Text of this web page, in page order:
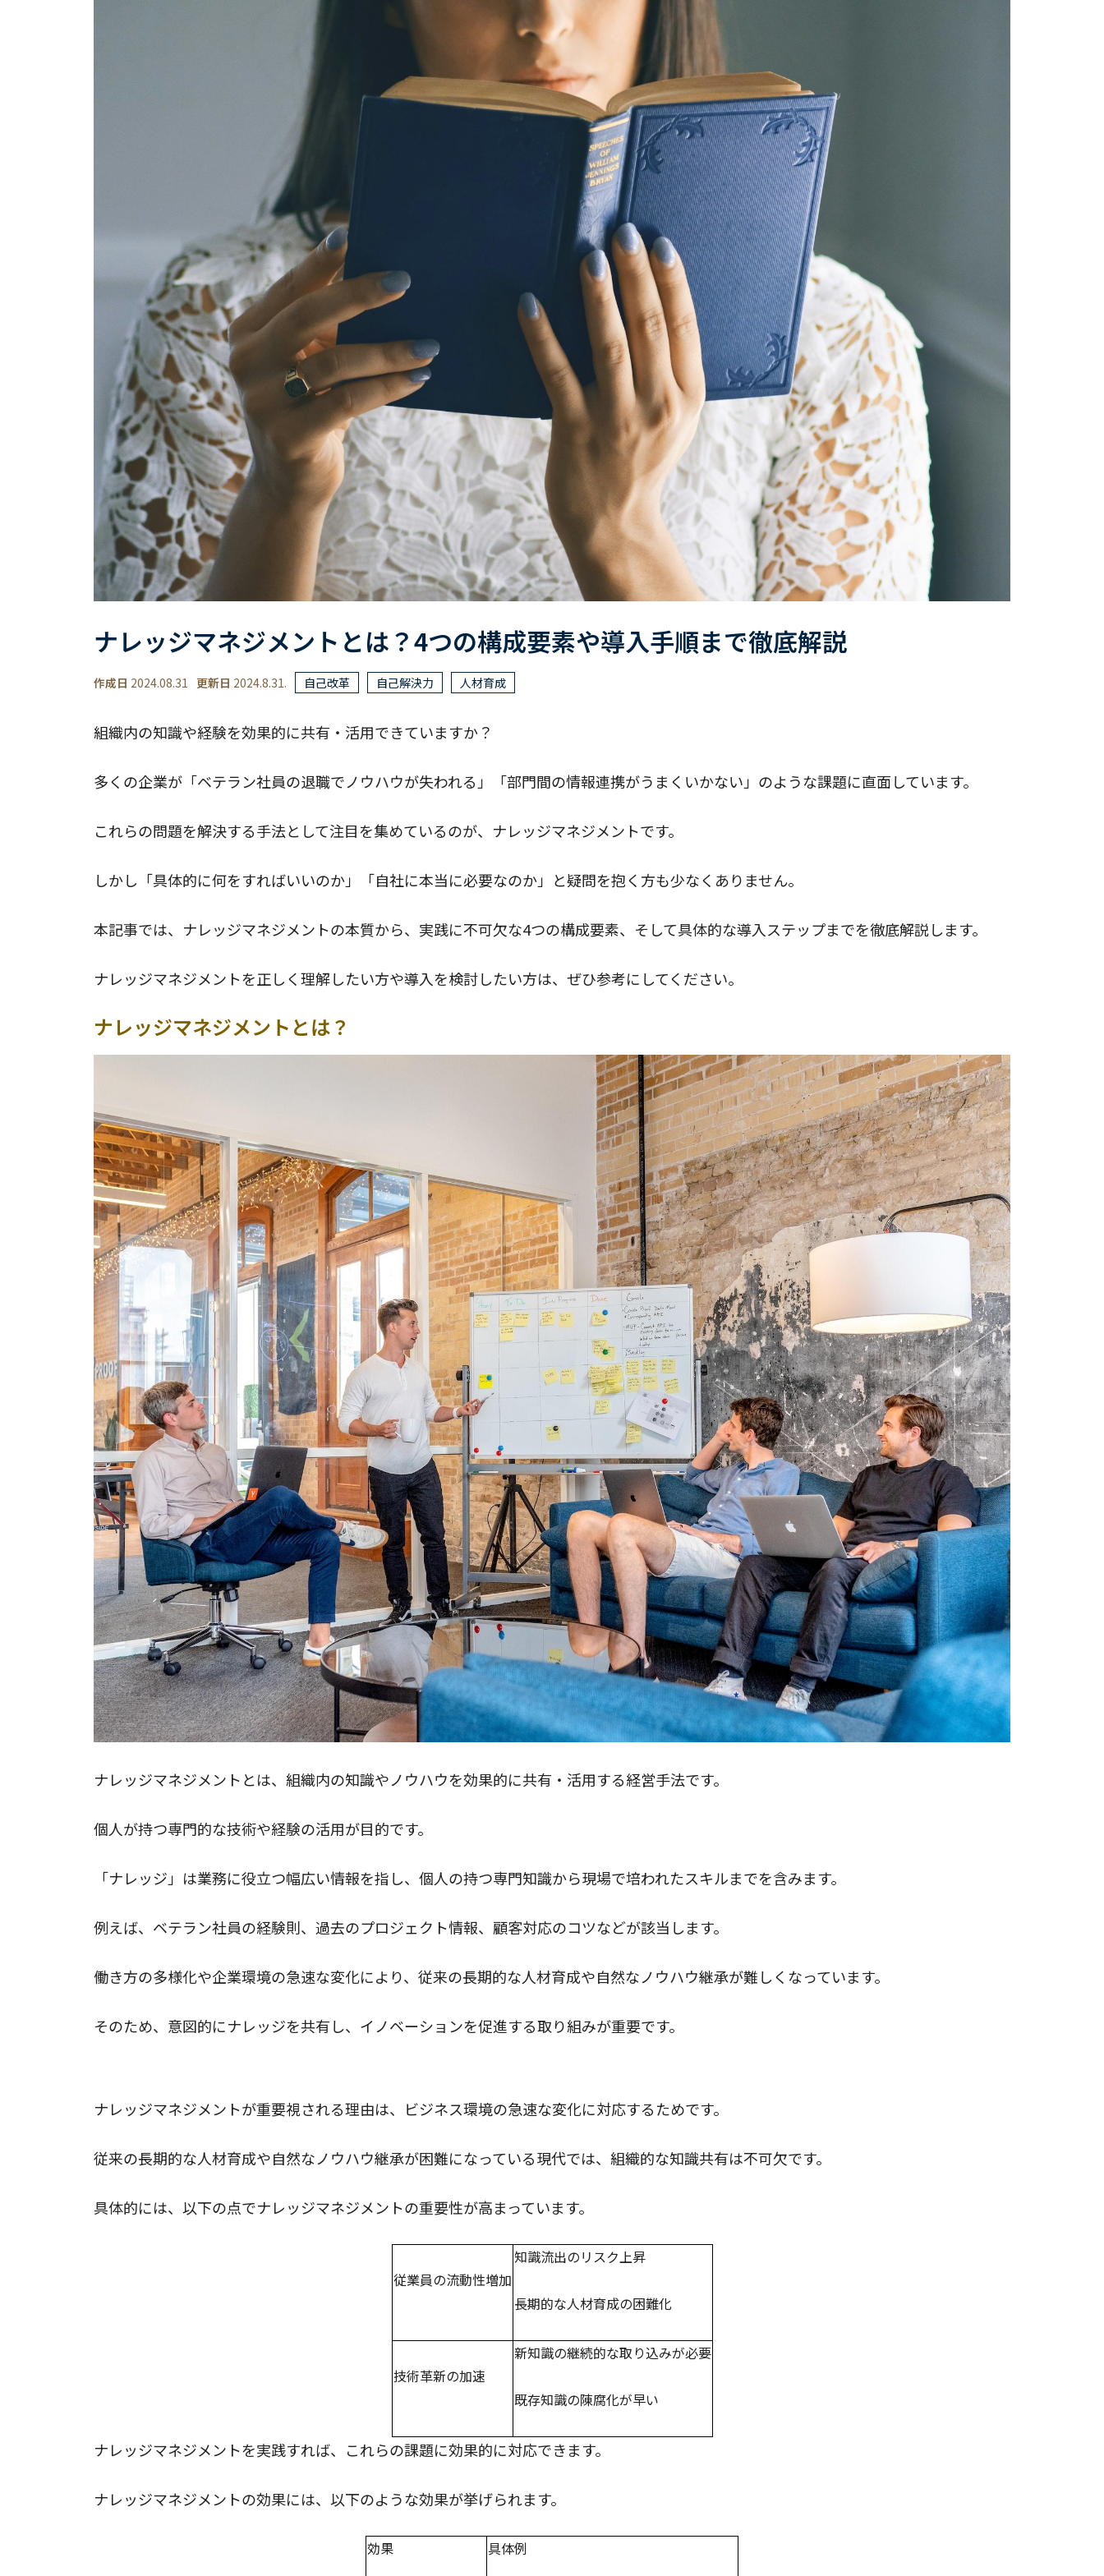
ナレッジマネジメントとは？4つの構成要素や導入手順まで徹底解説
作成日 2024.08.31 更新日 2024.8.31. 自己改革 自己解決力 人材育成
組織内の知識や経験を効果的に共有・活用できていますか？
多くの企業が「ベテラン社員の退職でノウハウが失われる」「部門間の情報連携がうまくいかない」のような課題に直面しています。
これらの問題を解決する手法として注目を集めているのが、ナレッジマネジメントです。
しかし「具体的に何をすればいいのか」「自社に本当に必要なのか」と疑問を抱く方も少なくありません。
本記事では、ナレッジマネジメントの本質から、実践に不可欠な4つの構成要素、そして具体的な導入ステップまでを徹底解説します。
ナレッジマネジメントを正しく理解したい方や導入を検討したい方は、ぜひ参考にしてください。
ナレッジマネジメントとは？
ナレッジマネジメントとは、組織内の知識やノウハウを効果的に共有・活用する経営手法です。
個人が持つ専門的な技術や経験の活用が目的です。
「ナレッジ」は業務に役立つ幅広い情報を指し、個人の持つ専門知識から現場で培われたスキルまでを含みます。
例えば、ベテラン社員の経験則、過去のプロジェクト情報、顧客対応のコツなどが該当します。
働き方の多様化や企業環境の急速な変化により、従来の長期的な人材育成や自然なノウハウ継承が難しくなっています。
そのため、意図的にナレッジを共有し、イノベーションを促進する取り組みが重要です。
ナレッジマネジメントが重要視される理由は、ビジネス環境の急速な変化に対応するためです。
従来の長期的な人材育成や自然なノウハウ継承が困難になっている現代では、組織的な知識共有は不可欠です。
具体的には、以下の点でナレッジマネジメントの重要性が高まっています。
従業員の流動性増加
知識流出のリスク上昇
長期的な人材育成の困難化
技術革新の加速
新知識の継続的な取り込みが必要
既存知識の陳腐化が早い
ナレッジマネジメントを実践すれば、これらの課題に効果的に対応できます。
ナレッジマネジメントの効果には、以下のような効果が挙げられます。
効果 具体例